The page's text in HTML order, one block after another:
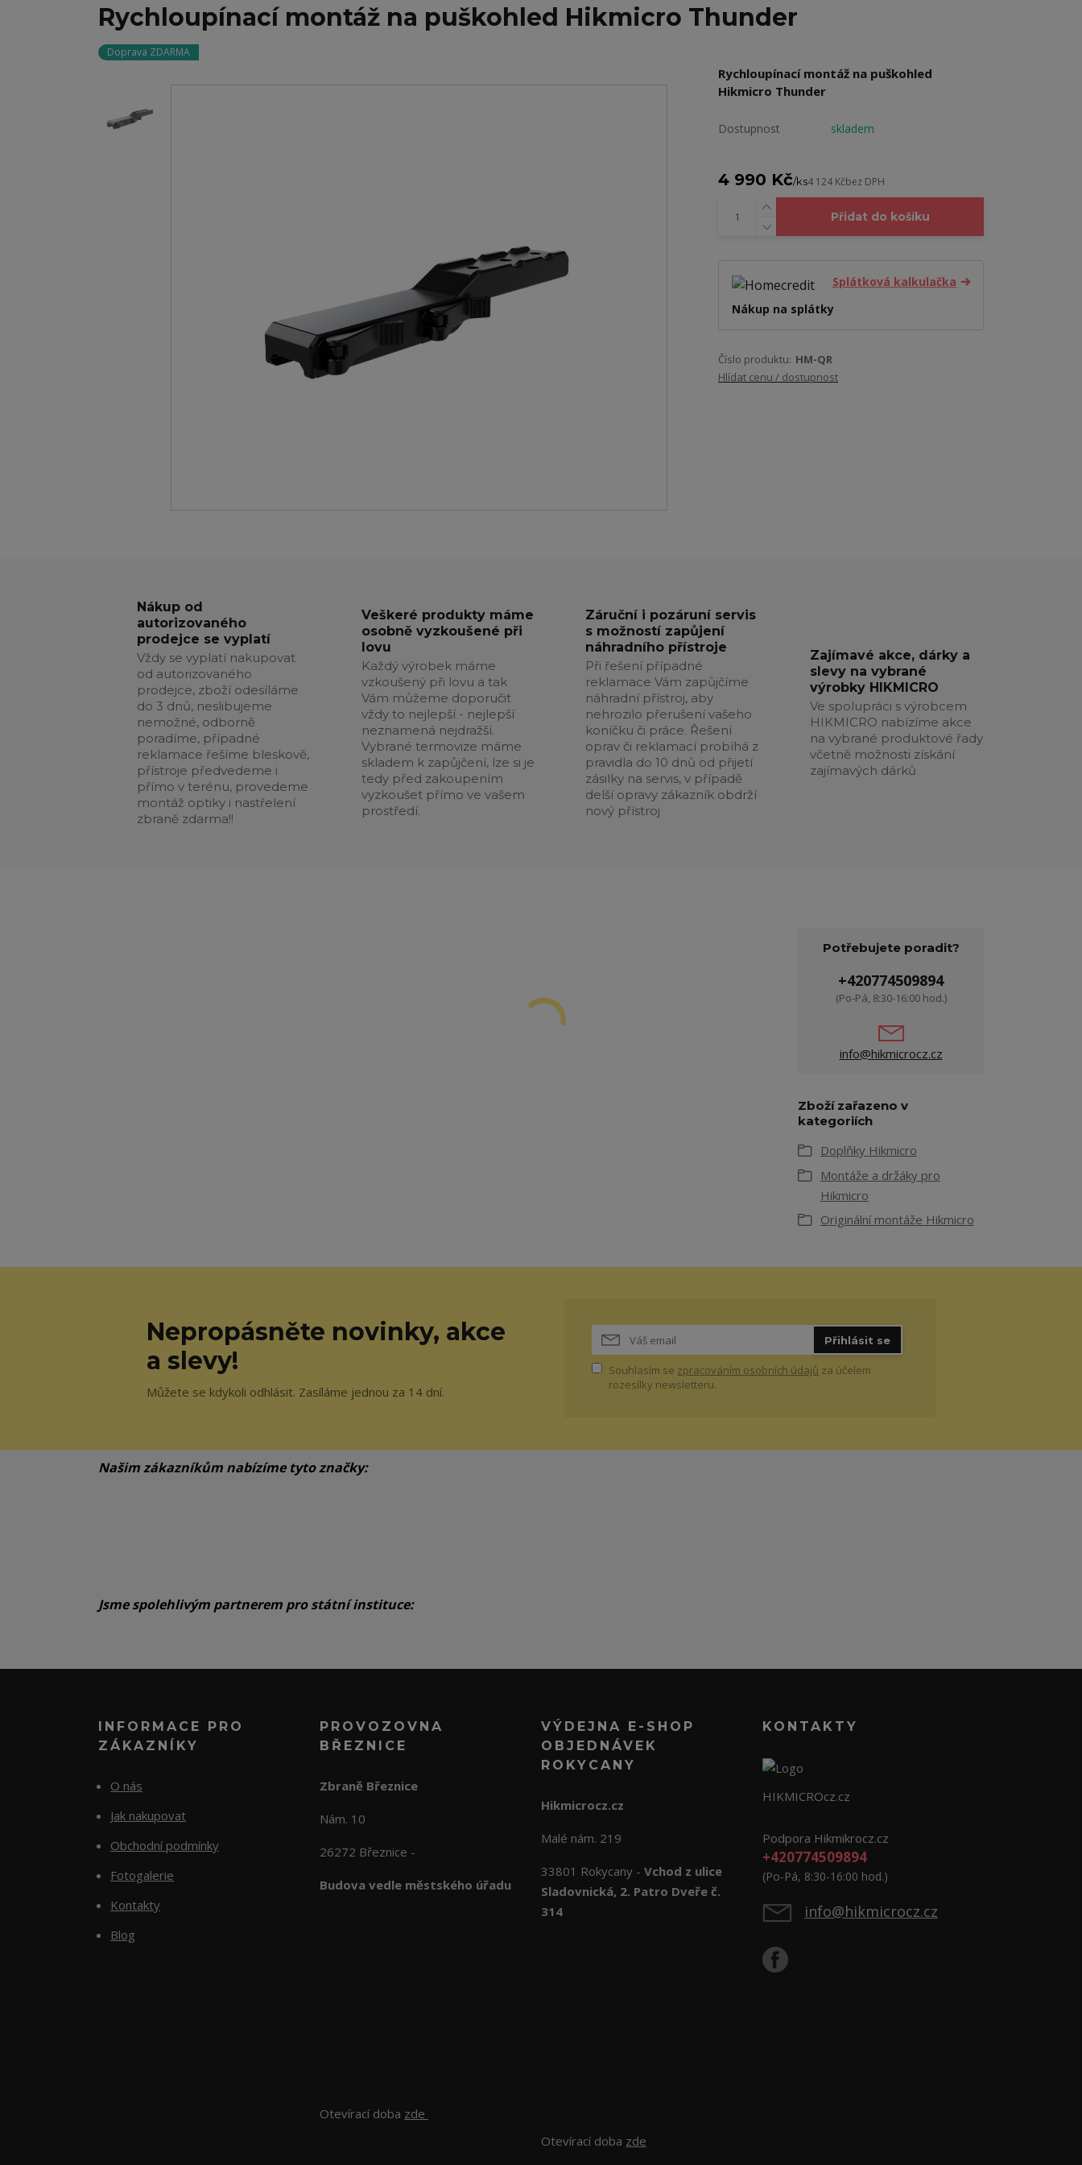
Rychloupínací montáž na puškohled Hikmicro Thunder
Doprava ZDARMA
Rychloupínací montáž na puškohled
Hikmicro Thunder
Dostupnost skladem
4 990 Kč/ks4 124 Kčbez DPH
Přidat do košíku
Splátková kalkulačka
Nákup na splátky
Číslo produktu: HM-QR
Hlídat cenu / dostupnost
Nákup od
autorizovaného
prodejce se vyplatí
Vždy se vyplatí nakupovat
od autorizovaného
prodejce, zboží odesíláme
do 3 dnů, neslibujeme
nemožné, odborně
poradíme, případné
reklamace řešíme bleskově,
přístroje předvedeme i
přímo v terénu, provedeme
montáž optiky i nastřelení
zbraně zdarma!!
Veškeré produkty máme
osobně vyzkoušené při
lovu
Každý výrobek máme
vzkoušený při lovu a tak
Vám můžeme doporučit
vždy to nejlepší - nejlepší
neznamená nejdražší.
Vybrané termovize máme
skladem k zapůjčení, lze si je
tedy před zakoupením
vyzkoušet přímo ve vašem
prostředí.
Záruční i pozáruní servis
s možností zapůjení
náhradního přístroje
Při řešení případné
reklamace Vám zapůjčíme
náhradní přístroj, aby
nehrozilo přerušení vašeho
koníčku či práce. Řešení
oprav či reklamací probíhá z
pravidla do 10 dnů od přijetí
zásilky na servis, v případě
delší opravy zákazník obdrží
nový přístroj
Zajímavé akce, dárky a
slevy na vybrané
výrobky HIKMICRO
Ve spolupráci s výrobcem
HIKMICRO nabízíme akce
na vybrané produktové řady
včetně možnosti získání
zajímavých dárků
Potřebujete poradit?
+420774509894
(Po-Pá, 8:30-16:00 hod.)
info@hikmicrocz.cz
Zboží zařazeno v
kategoriích
Doplňky Hikmicro
Montáže a držáky pro
Hikmicro
Originální montáže Hikmicro
Nepropásněte novinky, akce
a slevy!
Můžete se kdykoli odhlásit. Zasíláme jednou za 14 dní.
Přihlásit se
Souhlasím se zpracováním osobních údajů za účelem
rozesílky newsletteru.
Našim zákazníkům nabízíme tyto značky:
Jsme spolehlivým partnerem pro státní instituce:
INFORMACE PRO
ZÁKAZNÍKY
O nás
Jak nakupovat
Obchodní podmínky
Fotogalerie
Kontakty
Blog
PROVOZOVNA
BŘEZNICE
Zbraně Březnice
Nám. 10
26272 Březnice -
Budova vedle městského úřadu
Otevírací doba zde
VÝDEJNA E-SHOP
OBJEDNÁVEK
ROKYCANY
Hikmicrocz.cz
Malé nám. 219
33801 Rokycany - Vchod z ulice
Sladovnická, 2. Patro Dveře č.
314
Otevírací doba zde
KONTAKTY
HIKMICROcz.cz
Podpora Hikmikrocz.cz
+420774509894
(Po-Pá, 8:30-16:00 hod.)
info@hikmicrocz.cz